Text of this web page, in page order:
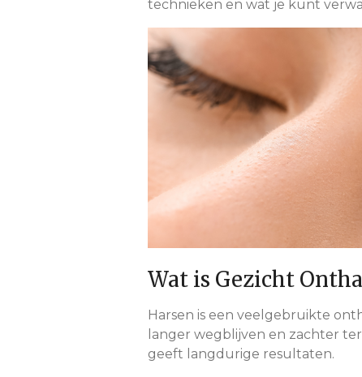
technieken en wat je kunt
Wat is Gezicht
Harsen is een veelgebruikte
langer wegblijven en zachter
geeft langdurige resultaten.